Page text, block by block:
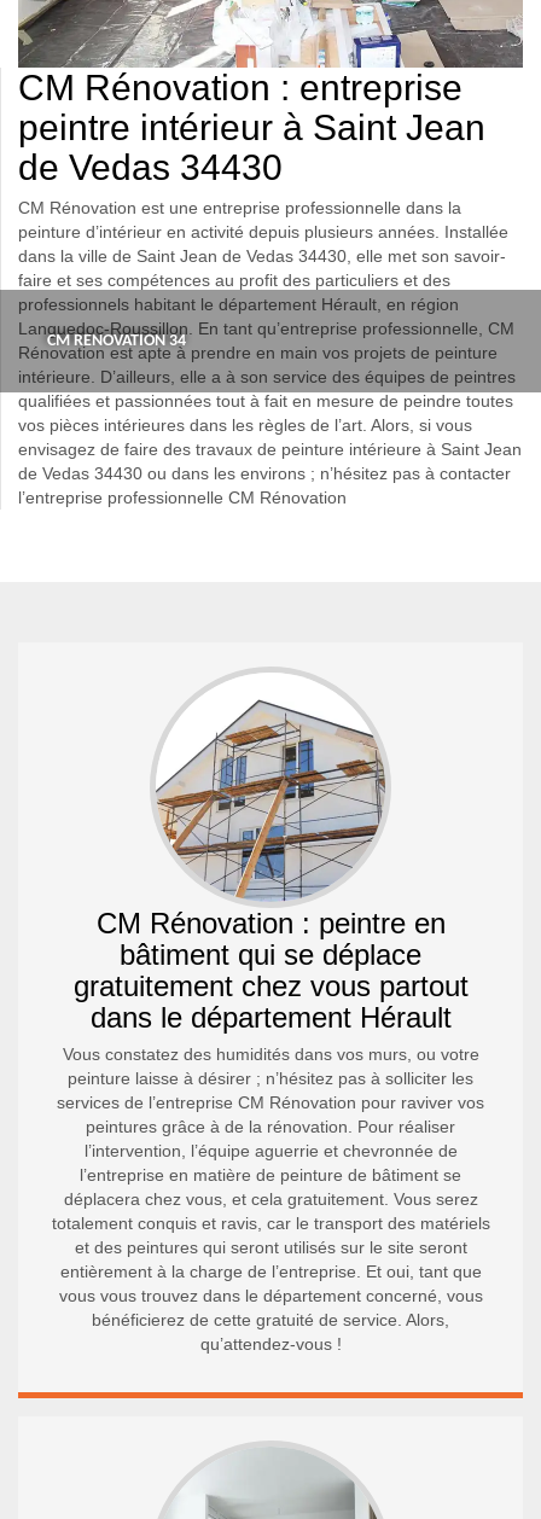
CM RENOVATION 34
CM Rénovation : entreprise
peintre intérieur à Saint Jean
de Vedas 34430
CM Rénovation est une entreprise professionnelle dans la
peinture d’intérieur en activité depuis plusieurs années. Installée
dans la ville de Saint Jean de Vedas 34430, elle met son savoir-
faire et ses compétences au profit des particuliers et des
professionnels habitant le département Hérault, en région
Languedoc-Roussillon. En tant qu’entreprise professionnelle, CM
Rénovation est apte à prendre en main vos projets de peinture
intérieure. D’ailleurs, elle a à son service des équipes de peintres
qualifiées et passionnées tout à fait en mesure de peindre toutes
vos pièces intérieures dans les règles de l’art. Alors, si vous
envisagez de faire des travaux de peinture intérieure à Saint Jean
de Vedas 34430 ou dans les environs ; n’hésitez pas à contacter
l’entreprise professionnelle CM Rénovation
CM Rénovation : peintre en
bâtiment qui se déplace
gratuitement chez vous partout
dans le département Hérault
Vous constatez des humidités dans vos murs, ou votre
peinture laisse à désirer ; n’hésitez pas à solliciter les
services de l’entreprise CM Rénovation pour raviver vos
peintures grâce à de la rénovation. Pour réaliser
l’intervention, l’équipe aguerrie et chevronnée de
l’entreprise en matière de peinture de bâtiment se
déplacera chez vous, et cela gratuitement. Vous serez
totalement conquis et ravis, car le transport des matériels
et des peintures qui seront utilisés sur le site seront
entièrement à la charge de l’entreprise. Et oui, tant que
vous vous trouvez dans le département concerné, vous
bénéficierez de cette gratuité de service. Alors,
qu’attendez-vous !